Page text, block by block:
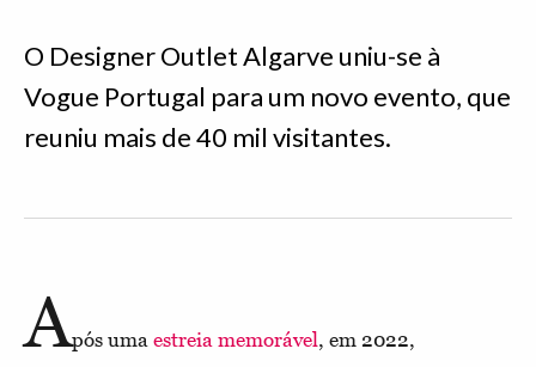
O Designer Outlet Algarve uniu-se à
Vogue Portugal para um novo evento, que
reuniu mais de 40 mil visitantes.
Após uma estreia memorável, em 2022,